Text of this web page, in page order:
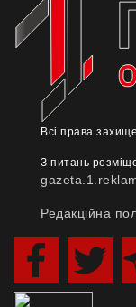
Всі права
З питань
Редакційна